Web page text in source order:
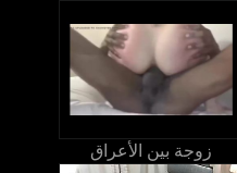
زوجة بين الأعراق